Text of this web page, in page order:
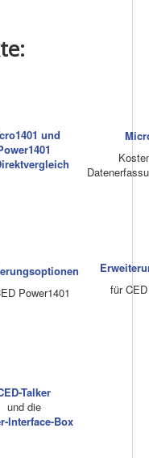
und
Power1401
für
Talker
und die
Interface-Box